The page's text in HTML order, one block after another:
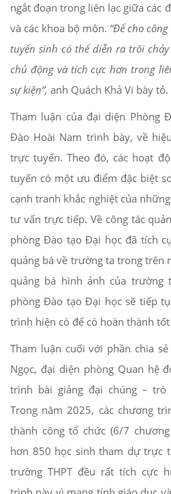
ngắt đoạn trong liên lạc giữa các
và các khoa bộ môn. “Để cho
tuyển sinh có thể diễn ra trôi
chủ động và tích cực hơn trong
sự kiện”, anh Quách Khả Vi bày tỏ.
Tham luận của đại diện Phòng
Đào Hoài Nam trình bày, về
trực tuyến. Theo đó, các hoạt
tuyến có một ưu điểm đặc biệt
cạnh tranh khắc nghiệt của
tư vấn trực tiếp. Về công tác
phòng Đào tạo Đại học đã tích
quảng bá về trường ta trong trên
quảng bá hình ảnh của
phòng Đào tạo Đại học sẽ tiếp
trình hiện có để có hoàn thành
Tham luận cuối với phần chia sẻ
Ngọc, đại diện phòng Quan hệ
trình bài giảng đại chúng – trò
Trong năm 2025, các chương
thành công tổ chức (6/7
hơn 850 học sinh tham dự trực
trường THPT đều rất tích cực